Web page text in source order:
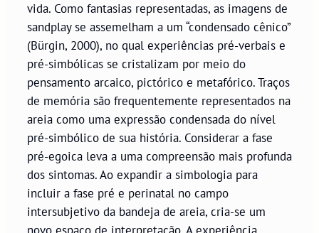
vida. Como fantasias representadas, as imagens de
sandplay se assemelham a um “condensado cênico”
(Bürgin, 2000), no qual experiências pré-verbais e
pré-simbólicas se cristalizam por meio do
pensamento arcaico, pictórico e metafórico. Traços
de memória são frequentemente representados na
areia como uma expressão condensada do nível
pré-simbólico de sua história. Considerar a fase
pré-egoica leva a uma compreensão mais profunda
dos sintomas. Ao expandir a simbologia para
incluir a fase pré e perinatal no campo
intersubjetivo da bandeja de areia, cria-se um